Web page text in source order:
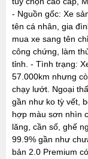
- Nguồn gốc: Xe
tên cá nhân, gia
mua xe sang tên
công chứng, làm
tỉnh. - Tình trạng:
57.000km nhưng
chạy lướt. Ngoại
gần như ko tỳ vết,
hợp màu sơn nhìn
lăng, cần số, ghế
99.9% gần như
bản 2.0 Premium